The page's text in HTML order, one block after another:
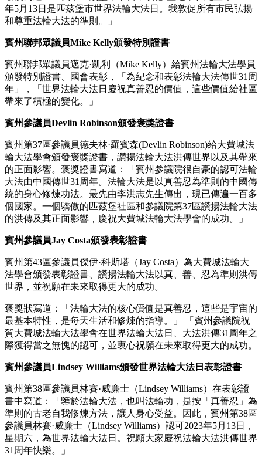
年5月13日是匹茲堡市世界法輪大法日。我敦促所有市民弘揚
和尊重法輪大法的準則。」
賓州聯邦眾議員Mike Kelly頒發特別證書
賓州聯邦眾議員邁克·凱利（Mike Kelly）給賓州法輪大法學員
頒發特別證書、國會表彰，「為紀念和表彰法輪大法傳世31周
年」，「世界法輪大法日慶祝真善忍的價值，這些價值給社區
帶來了積極的變化。」
賓州參議員Devlin Robinson頒發褒獎證書
賓州第37區參議員德夫林·羅賓森(Devlin Robinson)給大費城法
輪大法學會頒發褒獎證書，讚揚法輪大法洪傳世界以及其帶來
的正面影響。褒獎證書寫道：「賓州參議院很自豪的認可法輪
大法由中國傳世31周年。法輪大法是以真善忍為準則的中國傳
統的身心修煉功法。最先由李洪志先生傳出，現已傳遍一百多
個國家。一個驕傲的匹茲堡社區和參議院第37區讚揚法輪大法
的洪傳及其正面影響，慶祝大費城法輪大法學會的成功。」
賓州參議員Jay Costa頒發表彰證書
賓州第43區參議員傑伊·科斯塔（Jay Costa）為大費城法輪大
法學會頒發表彰證書、讚揚法輪大法以真、善、忍為準則洪傳
世界，並祝願在未來取得更大的成功。
褒獎狀寫道：「法輪大法的核心價值是真善忍，這些是宇宙的
最基本特性，是每天生活和修煉的指導。」 「賓州參議院祝
賀大費城法輪大法學會在世界法輪大法日、大法洪傳31周年之
際獲得當之無愧的認可，並衷心祝願在未來取得更大的成功。
賓州參議員Lindsey Williams頒發世界法輪大法日表彰證書
賓州第38區參議員林賽·威廉士（Lindsey Williams）在表彰證
書中寫道：「鑒於法輪大法，也叫法輪功，是按「真善忍」為
準則的古老自我修煉方法，讓人身心受益。因此，賓州第38區
參議員林賽·威廉士（Lindsey Williams）認可2023年5月13日，
星期六，為世界法輪大法日。祝願大家慶祝法輪大法洪傳世界
31周年快樂。」